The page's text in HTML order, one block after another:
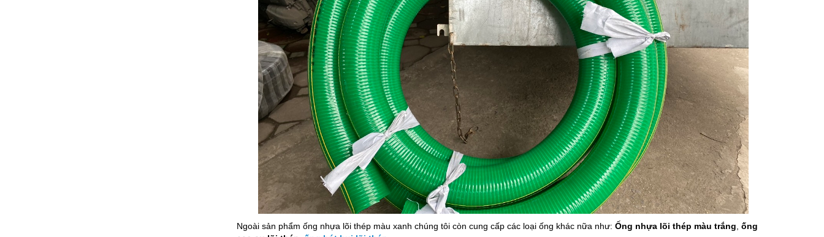
Ngoài sản phẩm ống nhựa lõi thép màu xanh chúng tôi còn cung cấp các loại ống khác nữa như: Ống nhựa lõi thép màu trắng ống